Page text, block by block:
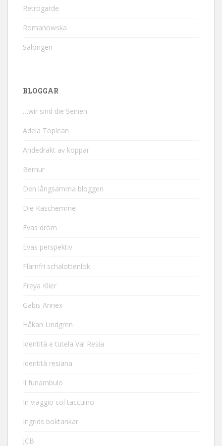
Retrogarde
Romanowska
Salongen
BLOGGAR
…wir sind die Seinen
Adela Toplean
Andedräkt av koppar
Bernur
Den långsamma bloggen
Die Kaschemme
Evas dröm
Evas perspektiv
Flarnfri schalottenlök
Freya Klier
Gabis Annex
Håkan Lindgren
Identità e tutela Val Resia
Identità resiana
Il funambulo
In viaggio col taccuino
Ingrids boktankar
JCB